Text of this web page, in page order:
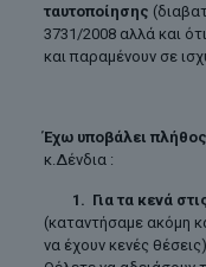
ταυτοποίησης
3731/2008 αλλά και ότι
και παραμένουν σε
Έχω υποβάλει
κ.Δένδια :
1. Για τα κενά
(καταντήσαμε ακόμη
να έχουν κενές θέσεις).